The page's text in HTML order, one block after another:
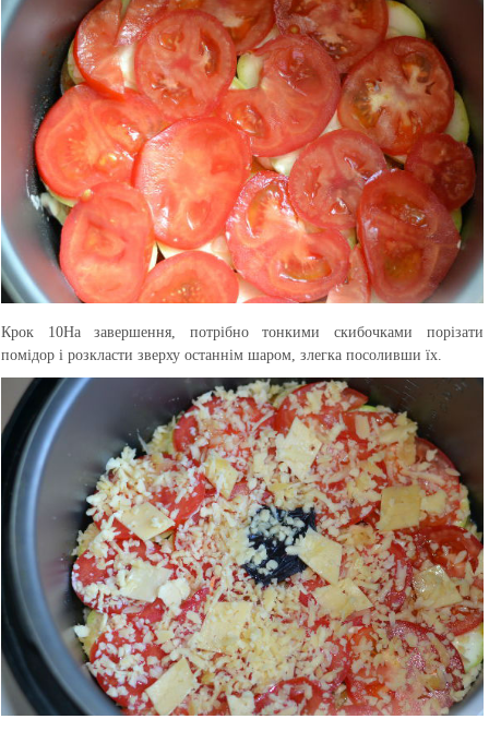
Крок 10На завершення, потрібно тонкими скибочками порізати
помідор і розкласти зверху останнім шаром, злегка посоливши їх.